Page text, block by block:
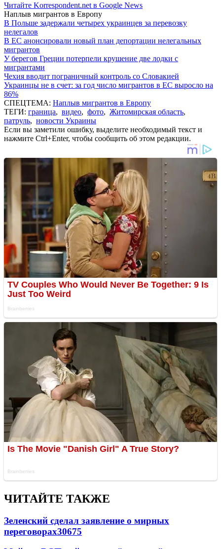
Читайте Korrespondent.net в Google News
Наплыв мигрантов в Европу
В Польше задержали четырех украинцев за перевозку
нелегалов
В ЕС анонсировали новый план депортации нелегальных
мигрантов
У берегов Греции потерпели крушение две лодки с
мигрантами
Чехия вводит пограничный контроль со Словакией
Украинцы не в счет: за год число мигрантов в ЕС выросло на
86%
СПЕЦТЕМА: Наплыв мигрантов в Европу
ТЕГИ: граница, видео, фото, Житомирская область,
патруль, новости Украины
Если вы заметили ошибку, выделите необходимый текст и
нажмите Ctrl+Enter, чтобы сообщить об этом редакции.
ЧИТАЙТЕ ТАКЖЕ
Зеленский сделал заявление о мирных
переговорах30675